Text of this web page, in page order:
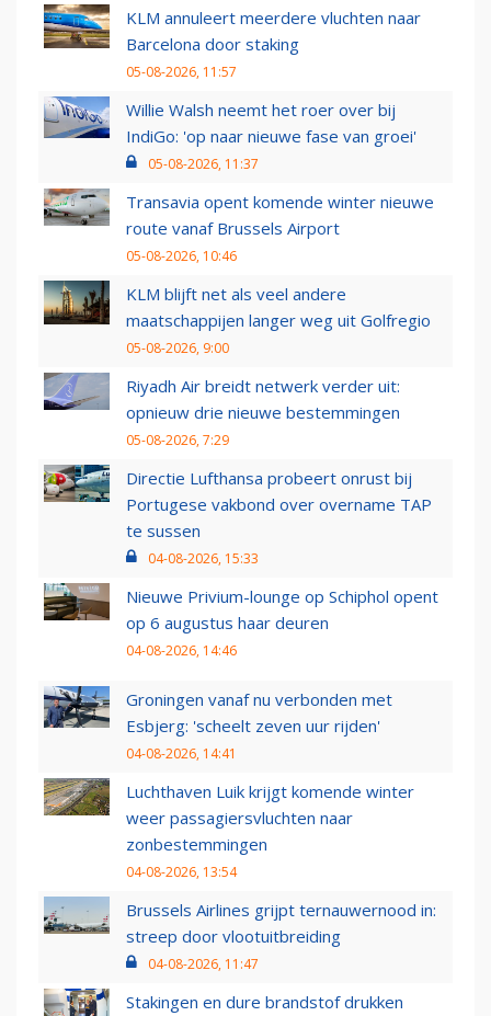
KLM annuleert meerdere vluchten naar
Barcelona door staking
05-08-2026, 11:57
Willie Walsh neemt het roer over bij
IndiGo: 'op naar nieuwe fase van groei'
05-08-2026, 11:37
Transavia opent komende winter nieuwe
route vanaf Brussels Airport
05-08-2026, 10:46
KLM blijft net als veel andere
maatschappijen langer weg uit Golfregio
05-08-2026, 9:00
Riyadh Air breidt netwerk verder uit:
opnieuw drie nieuwe bestemmingen
05-08-2026, 7:29
Directie Lufthansa probeert onrust bij
Portugese vakbond over overname TAP
te sussen
04-08-2026, 15:33
Nieuwe Privium-lounge op Schiphol opent
op 6 augustus haar deuren
04-08-2026, 14:46
Groningen vanaf nu verbonden met
Esbjerg: 'scheelt zeven uur rijden'
04-08-2026, 14:41
Luchthaven Luik krijgt komende winter
weer passagiersvluchten naar
zonbestemmingen
04-08-2026, 13:54
Brussels Airlines grijpt ternauwernood in:
streep door vlootuitbreiding
04-08-2026, 11:47
Stakingen en dure brandstof drukken